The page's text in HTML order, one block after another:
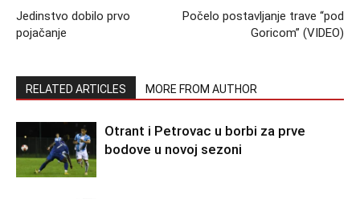
Jedinstvo dobilo prvo
pojačanje
Počelo postavljanje trave “pod
Goricom” (VIDEO)
RELATED ARTICLES MORE FROM AUTHOR
Otrant i Petrovac u borbi za prve
bodove u novoj sezoni